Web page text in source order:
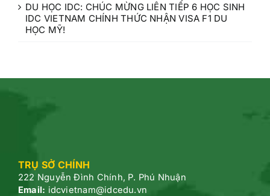
DU HỌC IDC: CHÚC MỪNG LIÊN TIẾP 6 HỌC SINH
IDC VIETNAM CHÍNH THỨC NHẬN VISA F1 DU
HỌC MỸ!
TRỤ SỞ CHÍNH
222 Nguyễn Đình Chính, P. Phú Nhuận
Email: idcvietnam@idcedu.vn